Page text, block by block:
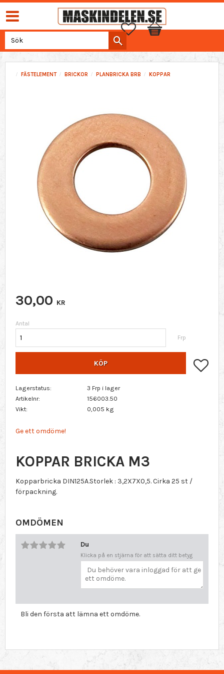
Favoriter
Kundvagn
FÄSTELEMENT BRICKOR PLANBRICKA BRB KOPPAR
30,00 KR
Antal
Frp
KÖP
Lagerstatus
3 Frp i lager
Artikelnr
156003.50
Vikt
0,005 kg
Ge ett omdöme!
KOPPAR BRICKA M3
Kopparbricka DIN125A.Storlek : 3,2X7X0,5. Cirka 25 st /
förpackning.
OMDÖMEN
Du
Klicka på en stjärna för att sätta ditt betyg
Bli den första att lämna ett omdöme.